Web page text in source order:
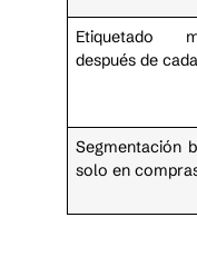
Etiquetado
después de
Segmentación
solo en